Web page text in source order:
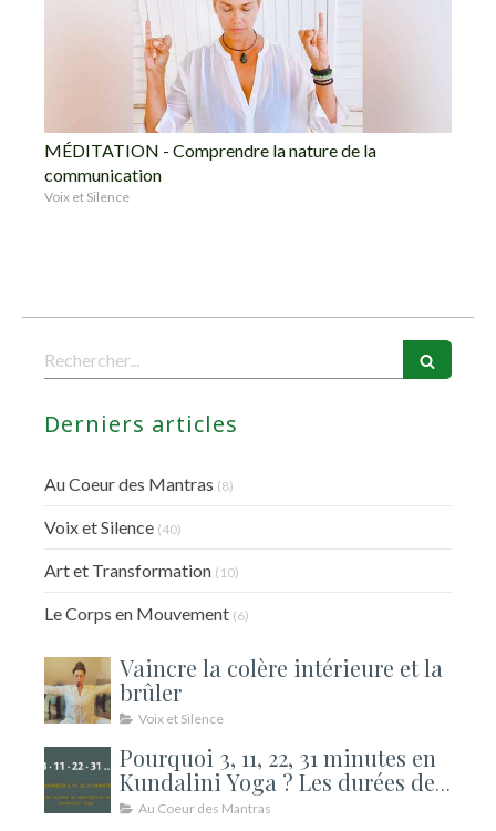
MÉDITATION - Comprendre la nature de la
communication
Voix et Silence
Rechercher
Derniers articles
Au Coeur des Mantras (8)
Voix et Silence (40)
Art et Transformation (10)
Le Corps en Mouvement (6)
Vaincre la colère intérieure et la
brûler
Voix et Silence
Pourquoi 3, 11, 22, 31 minutes en
Kundalini Yoga ? Les durées de
méditation expliquées
Au Coeur des Mantras